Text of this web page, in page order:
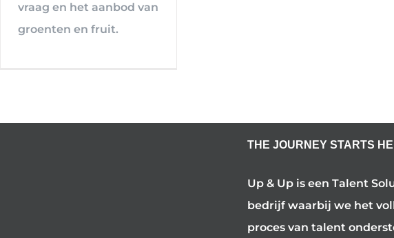
vraag en het aanbod van
groenten en fruit.
THE JOURNEY STARTS
Up & Up is een Talent
bedrijf waarbij we het
proces van talent